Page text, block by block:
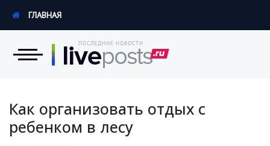
Экономика
ГЛАВНАЯ
Как организовать отдых с
ребенком в лесу